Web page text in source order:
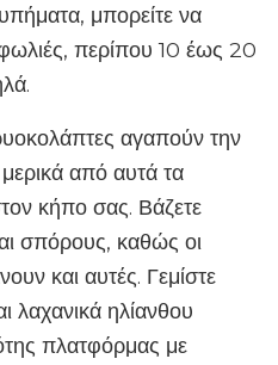
μπορείτε να
φωλιές, περίπου 10 έως 20
αγαπούν την
από αυτά τα
κήπο σας. Βάζετε
σπόρους, καθώς οι
και αυτές. Γεμίστε
λαχανικά ηλίανθου
πλατφόρμας με